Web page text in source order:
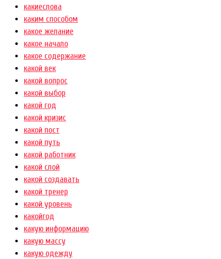
какиеслова
каким способом
какое желание
какое начало
какое содержание
какой век
какой вопрос
какой выбор
какой год
какой кризис
какой пост
какой путь
какой работник
какой слой
какой создавать
какой тренер
какой уровень
какойгод
какую информацию
какую массу
какую одежду